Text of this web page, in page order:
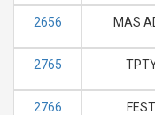
2656 MAS
2765
2766